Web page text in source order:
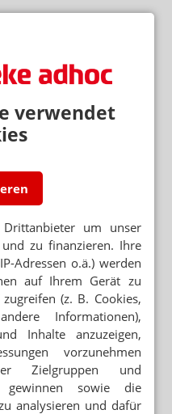
verwendet
um unser
zu finanzieren. Ihre
Adressen o.ä.) werden
auf Ihrem Gerät zu
(z. B. Cookies,
Informationen),
Inhalte anzuzeigen,
vorzunehmen
Zielgruppen und
gewinnen sowie die
analysieren und dafür
Zweiter Anlauf
keine Option ist